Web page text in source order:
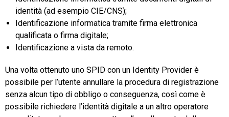
identità (ad esempio CIE/CNS);
Identificazione informatica tramite firma elettronica
qualificata o firma digitale;
Identificazione a vista da remoto.
Una volta ottenuto uno SPID con un Identity Provider è
possibile per l’utente annullare la procedura di registrazione
senza alcun tipo di obbligo o conseguenza, così come è
possibile richiedere l’identità digitale a un altro operatore